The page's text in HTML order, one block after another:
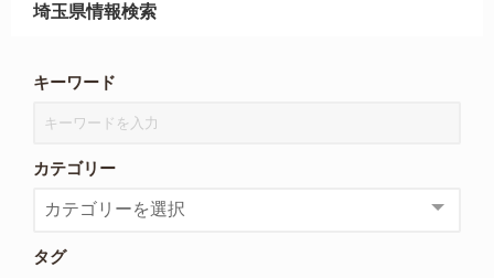
埼玉県情報検索
キーワード
カテゴリー
タグ